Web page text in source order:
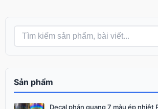
Sản phẩm
Decal phản quang 7 màu ép nhiệt